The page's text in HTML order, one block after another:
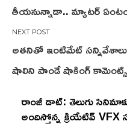
తీయనున్నాడా.. మ్యాటర్
అతనితో ఇంటిమేట్
షాలిని పాండే షాకింగ్
రాంజీ డాట్: తెలుగు
అందిస్తోన్న క్రియేటివ్ VFX